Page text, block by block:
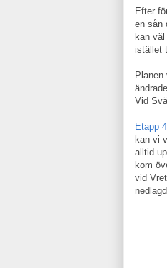
Efter
en sån
kan
istället
Vid
Etapp
kan vi
alltid
kom
vid